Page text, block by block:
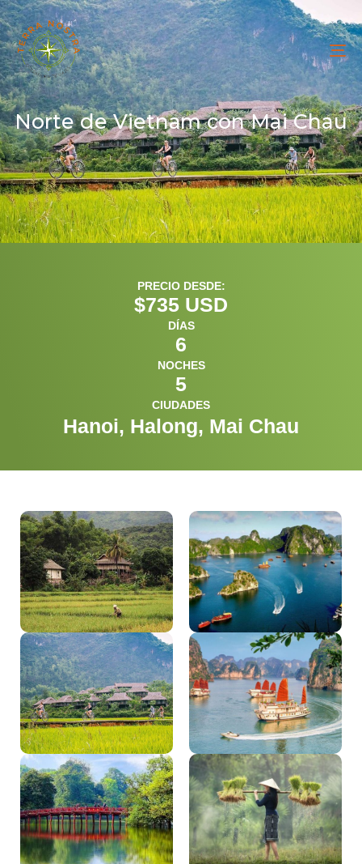
Norte de Vietnam con Mai Chau
PRECIO DESDE:
$735 USD
DÍAS
6
NOCHES
5
CIUDADES
Hanoi, Halong, Mai Chau